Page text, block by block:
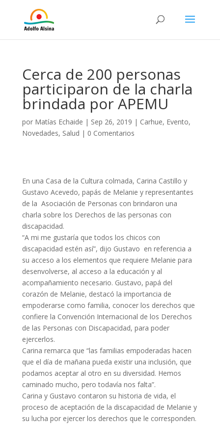
Cerca de 200 personas
participaron de la charla
brindada por APEMU
por Matías Echaide | Sep 26, 2019 | Carhue, Evento,
Novedades, Salud | 0 Comentarios
En una Casa de la Cultura colmada, Carina Castillo y
Gustavo Acevedo, papás de Melanie y representantes
de la Asociación de Personas con brindaron una
charla sobre los Derechos de las personas con
discapacidad.
“A mi me gustaría que todos los chicos con
discapacidad estén así”, dijo Gustavo en referencia a
su acceso a los elementos que requiere Melanie para
desenvolverse, al acceso a la educación y al
acompañamiento necesario. Gustavo, papá del
corazón de Melanie, destacó la importancia de
empoderarse como familia, conocer los derechos que
confiere la Convención Internacional de los Derechos
de las Personas con Discapacidad, para poder
ejercerlos.
Carina remarca que “las familias empoderadas hacen
que el día de mañana pueda existir una inclusión, que
podamos aceptar al otro en su diversidad. Hemos
caminado mucho, pero todavía nos falta”.
Carina y Gustavo contaron su historia de vida, el
proceso de aceptación de la discapacidad de Melanie y
su lucha por ejercer los derechos que le corresponden.